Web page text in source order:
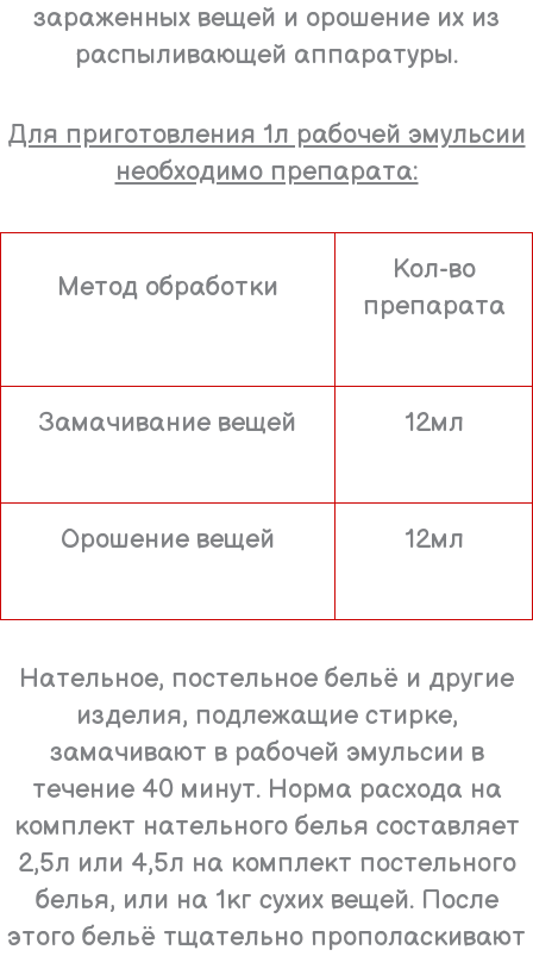
зараженных вещей и орошение их из
распыливающей аппаратуры.
Для приготовления 1л рабочей эмульсии
необходимо препарата:
Метод обработки
Кол-во
препарата
Замачивание вещей 12мл
Орошение вещей 12мл
Нательное, постельное бельё и другие
изделия, подлежащие стирке,
замачивают в рабочей эмульсии в
течение 40 минут. Норма расхода на
комплект нательного белья составляет
2,5л или 4,5л на комплект постельного
белья, или на 1кг сухих вещей. После
этого бельё тщательно прополаскивают